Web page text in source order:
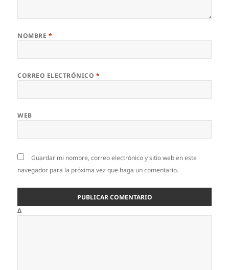
NOMBRE *
CORREO ELECTRÓNICO *
WEB
Guardar mi nombre, correo electrónico y sitio web en este
navegador para la próxima vez que haga un comentario.
Δ